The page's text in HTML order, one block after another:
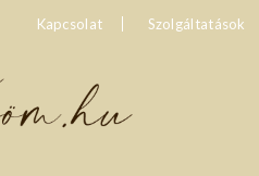
Kapcsolat Szolgáltatások